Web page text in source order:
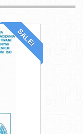
SALE!